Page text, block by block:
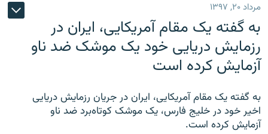
مرداد ۲۰, ۱۳۹۷
به گفته یک مقام آمریکایی، ایران در
رزمایش دریایی خود یک موشک ضد ناو
آزمایش کرده است
به گفته یک مقام آمریکایی، ایران در جریان رزمایش دریایی
اخیر خود در خلیج فارس، یک موشک کوتاه‌برد ضد ناو
آزمایش کرده است.